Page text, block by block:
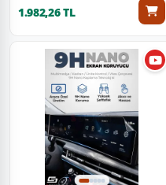
görmeyecek şekilde
Müşteri
1.982,26 TL